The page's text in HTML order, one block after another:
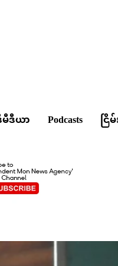
မီဒီယာ Podcasts ငြိ